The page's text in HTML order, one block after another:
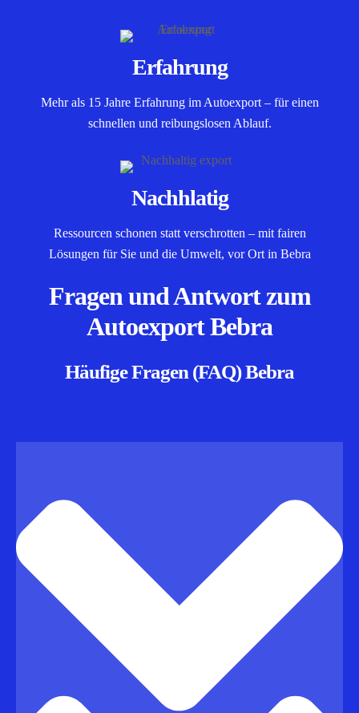
Fragen und Antwort zum
Autoexport Bebra
Häufige Fragen (FAQ) Bebra
Erfahrung
Mehr als 15 Jahre Erfahrung im Autoexport – für einen
schnellen und reibungslosen Ablauf.
Nachhlatig
Ressourcen schonen statt verschrotten – mit fairen
Lösungen für Sie und die Umwelt, vor Ort in Bebra